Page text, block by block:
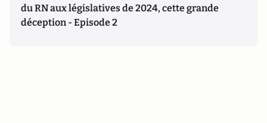
du RN aux législatives de 2024, cette grande
déception - Episode 2